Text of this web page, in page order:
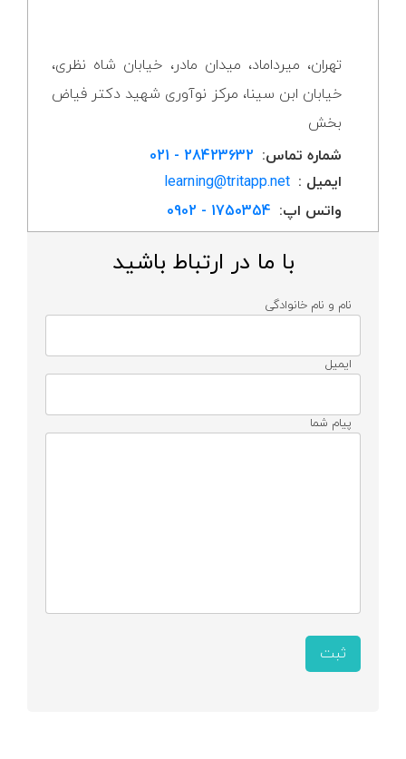
تهران، میرداماد، میدان مادر، خیابان شاه نظری،
خیابان ابن سینا، مرکز نوآوری شهید دکتر فیاض
بخش
شماره تماس: 28423632 - 021
ایمیل : learning@tritapp.net
واتس اپ: 1750354 - 0902
با ما در ارتباط باشید
نام و نام خانوادگی
ایمیل
پیام شما
ثبت